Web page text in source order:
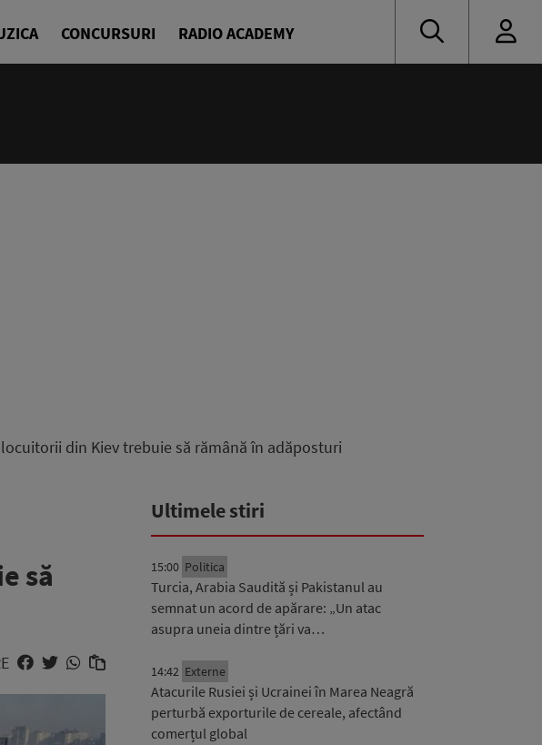
CONCURSURI RADIO ACADEMY
din Kiev trebuie să rămână în adăposturi
să
Ultimele stiri
15:00 Politica
Turcia, Arabia Saudită și Pakistanul au
semnat un acord de apărare: „Un atac
asupra uneia dintre țări va…
14:42 Externe
Atacurile Rusiei și Ucrainei în Marea Neagră
perturbă exporturile de cereale, afectând
comerțul global